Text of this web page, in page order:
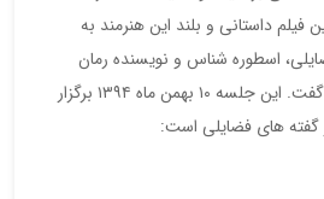
داستانی و بلند این هنرمند به
اسطوره شناس و نویسنده رمان
«صداع» درباره فیلم سخن گفت. این جلسه ۱۰ بهمن ماه ۱۳۹۴ برگزار
گفته های فضایلی است: